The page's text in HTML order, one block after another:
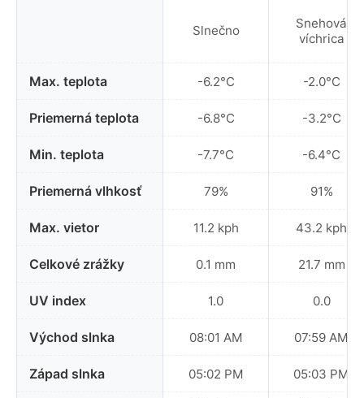
Max. teplota
Priemerná teplota
Min. teplota
Priemerná vlhkosť
Max. vietor
Celkové zrážky
UV index
Východ slnka
Západ slnka
Slnečno
-6.2°C
-6.8°C
-7.7°C
79%
11.2 kph
0.1 mm
1.0
08:01 AM
05:02 PM
Snehová
víchrica
-2.0°C
-3.2°C
-6.4°C
91%
43.2 kph
21.7 mm
0.0
07:59 AM
05:03 PM